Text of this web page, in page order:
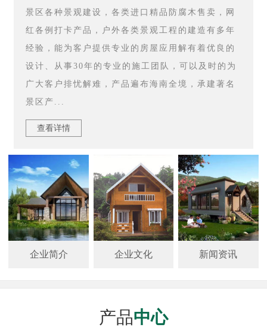
景区各种景观建设，各类进口精品防腐木售卖，网
红各例打卡产品，户外各类景观工程的建造有多年
经验，能为客户提供专业的房屋应用解有着优良的
设计、从事30年的专业的施工团队，可以及时的为
广大客户排忧解难，产品遍布海南全境，承建著名
景区产...
查看详情
企业简介 企业文化 新闻资讯
产品中心